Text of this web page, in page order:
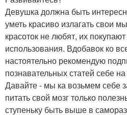
Девушка должна быть
уметь красиво излагать свои
красоток не любят, их
использования. Вдобавок ко
настоятельно рекомендую
познавательных статей себе
Давайте - мы ка возьмем себе
питать свой мозг только
ступеньку быть выше в